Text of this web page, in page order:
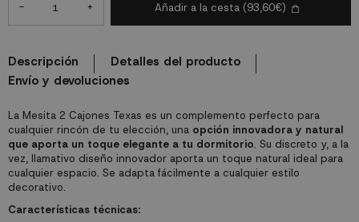
La Mesita 2 Cajones Texas es un complemento perfecto para
cualquier rincón de tu elección, una opción innovadora y natural
que aporta un toque elegante a tu dormitorio. Su discreto y, a la
vez, llamativo diseño innovador aporta un toque natural ideal para
cualquier espacio. Se adapta fácilmente a cualquier estilo
decorativo.
Características técnicas:
- + Añadir a la cesta (93,60€)
Descripción
Detalles del producto
Envío y devoluciones